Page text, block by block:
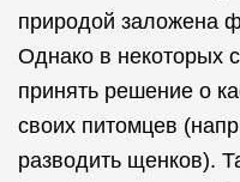
природой заложена
Однако в некоторых
принять решение о
своих питомцев
разводить щенков).